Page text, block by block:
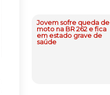
Jovem sofre queda de
moto na BR 262 e fica
em estado grave de
saúde